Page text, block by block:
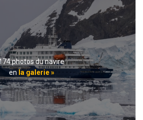
other aspects of the environment.
informative and captivating.
with all other crew, dining,
were friendly and professional
experience. All are true
of hugs and a few tears amongst
It was indeed a very fine
there is no finer fleet of
with friendly, professional
travel with Oceanwide expeditions
photos du navire
en la galerie »